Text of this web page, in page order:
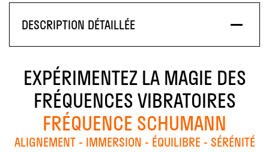
DESCRIPTION DÉTAILLÉE
EXPÉRIMENTEZ LA MAGIE DES
FRÉQUENCES VIBRATOIRES
FRÉQUENCE SCHUMANN
ALIGNEMENT - IMMERSION - ÉQUILIBRE - SÉRÉNITÉ